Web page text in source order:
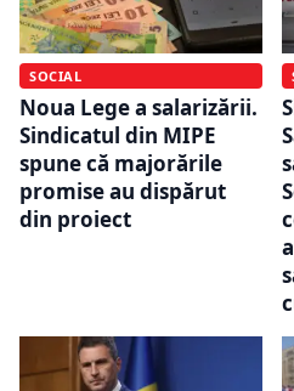
SOCIAL
Noua Lege a salarizării.
Sindicatul din MIPE
spune că majorările
promise au dispărut
din proiect